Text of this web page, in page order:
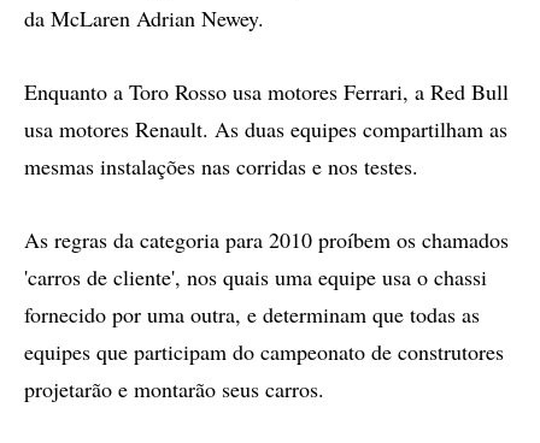
da McLaren Adrian Newey.
Enquanto a Toro Rosso usa motores Ferrari, a Red Bull
usa motores Renault. As duas equipes compartilham as
mesmas instalações nas corridas e nos testes.
As regras da categoria para 2010 proíbem os chamados
'carros de cliente', nos quais uma equipe usa o chassi
fornecido por uma outra, e determinam que todas as
equipes que participam do campeonato de construtores
projetarão e montarão seus carros.